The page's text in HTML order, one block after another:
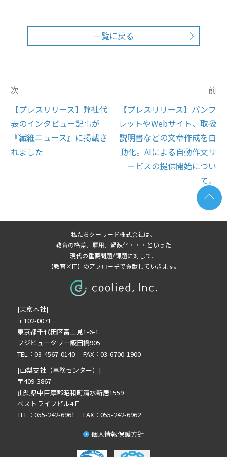
一覧に戻る
前
【プレスリリース】パンフ
レットやWebサイト、取扱
説明書などの文章作成を自
動化。AIによる自動作文サ
ービスの提供開始につい
て。
次
【プレスリリース】弊社代
表のインタビュー記事が
『繊維ニュース』に掲載さ
れました
私たちクーリード株式会社は、
教育の格差、雇用、過疎化・・・といった
現代の重要問題/課題に対して、
【教育×IT】のアプローチで貢献していきます。
[東京本社]
〒102-0071
東京都千代田区富士見1-6-1
フジビュータワー飯田橋905
TEL：03-4567-0140 FAX：03-6700-1900
[山梨支社（事務センター）]
〒409-3867
山梨県中巨摩郡昭和町清水新居1559
ベストライフビル4Ｆ
TEL：055-242-6961 FAX：055-242-6962
個人情報保護方針